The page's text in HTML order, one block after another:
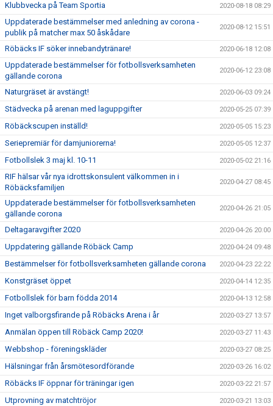
Klubbvecka på Team Sportia 2020-08-18 08:29
Uppdaterade bestämmelser med anledning av corona -
publik på matcher max 50 åskådare
2020-08-12 15:51
Röbäcks IF söker innebandytränare! 2020-06-18 12:08
Uppdaterade bestämmelser för fotbollsverksamheten
gällande corona
2020-06-12 23:08
Naturgräset är avstängt! 2020-06-03 09:24
Städvecka på arenan med laguppgifter 2020-05-25 07:39
Röbäckscupen inställd! 2020-05-05 15:23
Seriepremiär för damjuniorerna! 2020-05-05 12:37
Fotbollslek 3 maj kl. 10-11 2020-05-02 21:16
RIF hälsar vår nya idrottskonsulent välkommen in i
Röbäcksfamiljen
2020-04-27 08:45
Uppdaterade bestämmelser för fotbollsverksamheten
gällande corona
2020-04-26 21:05
Deltagaravgifter 2020 2020-04-26 20:00
Uppdatering gällande Röbäck Camp 2020-04-24 09:48
Bestämmelser för fotbollsverksamheten gällande corona 2020-04-23 22:22
Konstgräset öppet 2020-04-14 12:35
Fotbollslek för barn födda 2014 2020-04-13 12:58
Inget valborgsfirande på Röbäcks Arena i år 2020-03-27 13:57
Anmälan öppen till Röbäck Camp 2020! 2020-03-27 11:43
Webbshop - föreningskläder 2020-03-27 08:25
Hälsningar från årsmötesordförande 2020-03-26 16:02
Röbäcks IF öppnar för träningar igen 2020-03-22 21:57
Utprovning av matchtröjor 2020-03-21 13:03